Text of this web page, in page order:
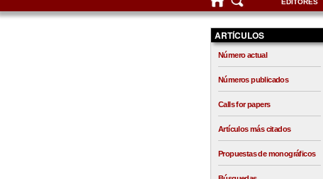
EDITORES
ARTÍCULOS
Número actual
Números publicados
Calls for papers
Artículos más citados
Propuestas de monográficos